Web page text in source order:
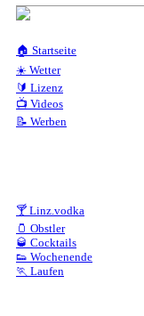
🏠 Startseite
☀️ Wetter
🔰 Lizenz
📺 Videos
📝 Werben
🍸 Linz.vodka
🫙 Obstler
🥃 Cocktails
👟 Wochenende
🏃 Laufen